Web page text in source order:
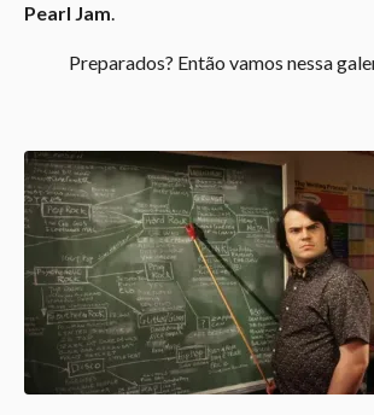
Pearl Jam.
Preparados? Então vamos nessa